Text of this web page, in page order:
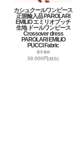
カシュクールワンピース
正規輸入品 PAROLARI
EMILIO エミリオプッチ
生地 ドールワンピース
Crossover dress
PAROLARI EMILIO
PUCCI Fabric
通常価格
39,000円(税別)